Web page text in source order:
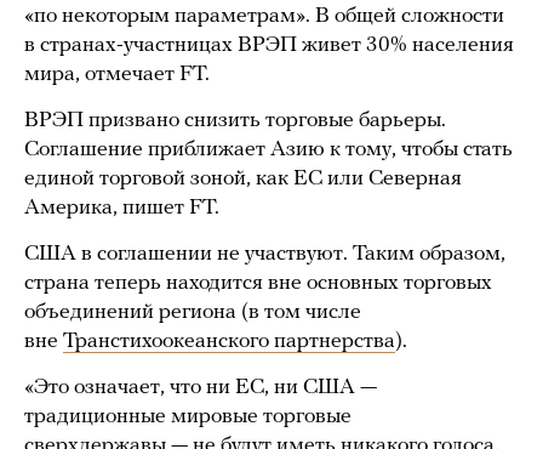
«по некоторым параметрам». В общей сложности
в странах-участницах ВРЭП живет 30% населения
мира, отмечает FT.
ВРЭП призвано снизить торговые барьеры.
Соглашение приближает Азию к тому, чтобы стать
единой торговой зоной, как ЕС или Северная
Америка, пишет FT.
США в соглашении не участвуют. Таким образом,
страна теперь находится вне основных торговых
объединений региона (в том числе
вне Транстихоокеанского партнерства).
«Это означает, что ни ЕС, ни США —
традиционные мировые торговые